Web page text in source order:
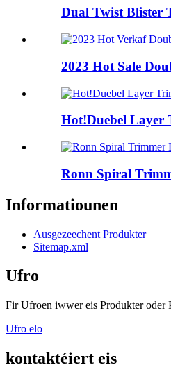
Dual Twist Blister
2023 Hot Sale
Hot!Duebel Layer
Ronn Spiral
Informatiounen
Ausgezeechent Produkter
Sitemap.xml
Ufro
Fir Ufroen iwwer eis Produkter oder
Ufro elo
kontaktéiert eis